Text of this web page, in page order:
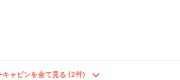
キャビンを全て見る (2件)